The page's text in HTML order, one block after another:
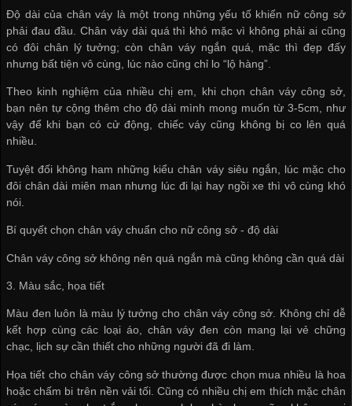
Độ dài của chân váy là một trong những yếu tố khiến nữ công sở
phải đau đầu. Chân váy dài quá thì khó mặc vì không phải ai cũng
có đôi chân lý tưởng; còn chân váy ngắn quá, mặc thì đẹp đấy
nhưng bất tiện vô cùng, lúc nào cũng chỉ lo “lộ hàng”.
Theo kinh nghiệm của nhiều chị em, khi chọn chân váy công sở,
bạn nên tự cộng thêm cho độ dài mình mong muốn từ 3-5cm, như
vậy để khi bạn có cử động, chiếc váy cũng không bị co lên quá
nhiều.
Tuyệt đối không ham những kiểu chân váy siêu ngắn, lúc mặc cho
đôi chân dài miên man nhưng lúc đi lại hay ngồi xe thì vô cùng khó
nói.
Bí quyết chọn chân váy chuẩn cho nữ công sở - độ dài
Chân váy công sở không nên quá ngắn mà cũng không cần quá dài
3. Màu sắc, họa tiết
Màu đen luôn là màu lý tưởng cho chân váy công sở. Không chỉ dễ
kết hợp cùng các loại áo, chân váy đen còn mang lại vẻ chững
chạc, lịch sự cần thiết cho những người đã đi làm.
Họa tiết cho chân váy công sở thường được chọn mua nhiều là hoa
hoặc chấm bi trên nền vải tối. Cũng có nhiều chị em thích mặc chân